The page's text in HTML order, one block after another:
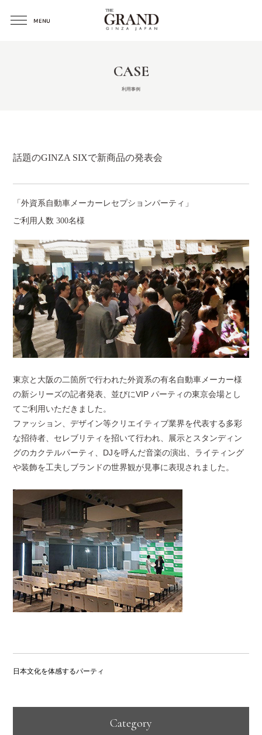
CASE
利用事例
話題のGINZA SIXで新商品の発表会
「外資系自動車メーカーレセプションパーティ」
ご利用人数 300名様
東京と大阪の二箇所で行われた外資系の有名自動車メーカー様
の新シリーズの記者発表、並びにVIP パーティの東京会場とし
てご利用いただきました。
ファッション、デザイン等クリエイティブ業界を代表する多彩
な招待者、セレブリティを招いて行われ、展示とスタンディン
グのカクテルパーティ、DJを呼んだ音楽の演出、ライティング
や装飾を工夫しブランドの世界観が見事に表現されました。
日本文化を体感するパーティ
Category